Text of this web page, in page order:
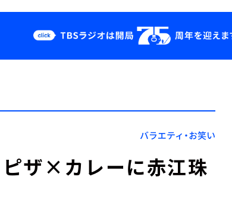
YouTube
会社情報
バラエティ・お笑い
ピザ×カレーに赤江珠